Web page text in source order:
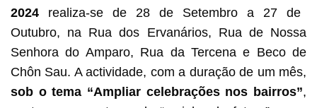
2024realiza-se de 28 de Setembro a 27 de
Outubro, na Rua dos Ervanários, Rua de Nossa
Senhora do Amparo, Rua da Tercena e Beco de
Chôn Sau. A actividade, com a duração de um mês,
sob o tema “Ampliar celebrações nos bairros”,